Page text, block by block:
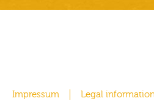
Impressum Legal